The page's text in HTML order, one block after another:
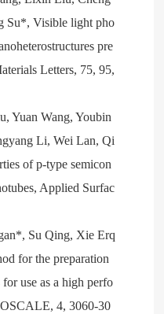
Su*, Visible light pho
pre
Letters, 75, 95,
Yuan Wang, Youbin
Li, Wei Lan, Qi
of p-type semicon
Applied Surfac
Su Qing, Xie Erq
for the preparation
use as a high perfo
4, 3060-30